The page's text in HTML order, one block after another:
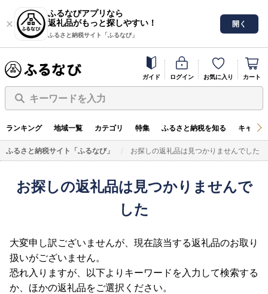
ふるなびアプリなら
返礼品がもっと探しやすい！
ふるさと納税サイト「ふるなび」
開く
ガイド ログイン お気に入り カート
キーワードを入力
ランキング 地域一覧 カテゴリ 特集 ふるさと納税を知る キャン
ふるさと納税サイト「ふるなび」 お探しの返礼品は見つかりませんでした
お探しの返礼品は見つかりませんで
した
大変申し訳ございませんが、現在該当する返礼品のお取り
扱いがございません。
恐れ入りますが、以下よりキーワードを入力して検索する
か、ほかの返礼品をご選択ください。